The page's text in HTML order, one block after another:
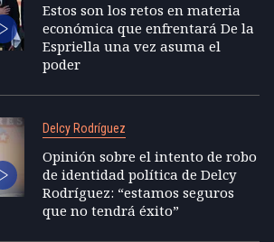
Estos son los retos en materia
económica que enfrentará De la
Espriella una vez asuma el
poder
Delcy Rodríguez
Opinión sobre el intento de robo
de identidad política de Delcy
Rodríguez: “estamos seguros
que no tendrá éxito”